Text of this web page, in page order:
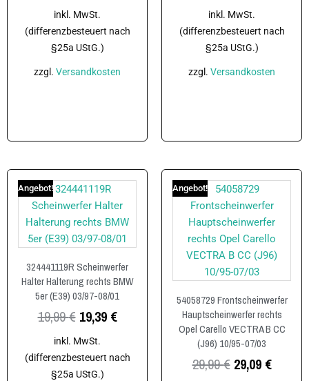
inkl. MwSt.
(differenzbesteuert nach
§25a UStG.)
zzgl. Versandkosten
inkl. MwSt.
(differenzbesteuert nach
§25a UStG.)
zzgl. Versandkosten
Angebot!
324441119R Scheinwerfer
Halter Halterung rechts BMW
5er (E39) 03/97-08/01
19,99€ 19,39 €
inkl. MwSt.
(differenzbesteuert nach
§25a UStG.)
Angebot!
54058729 Frontscheinwerfer
Hauptscheinwerfer rechts
Opel Carello VECTRA B CC
(J96) 10/95-07/03
29,99€ 29,09 €